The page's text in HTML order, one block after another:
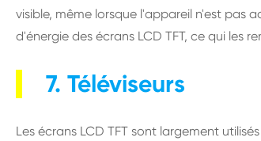
visible, même lorsque l'appareil n'est pas
d'énergie des écrans LCD TFT, ce qui les
7. Téléviseurs
Les écrans LCD TFT sont largement